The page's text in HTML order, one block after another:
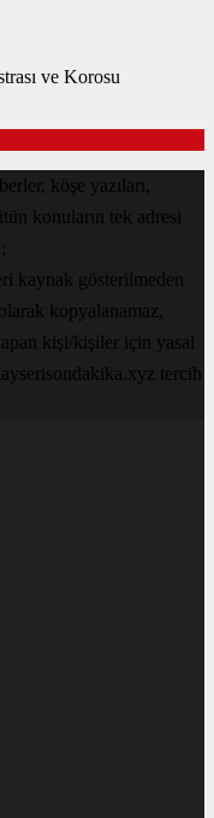
ve Korosu
köşe yazıları,
konuların tek adresi
kaynak gösterilmeden
kopyalanamaz,
kişi/kişiler için yasal
tercih